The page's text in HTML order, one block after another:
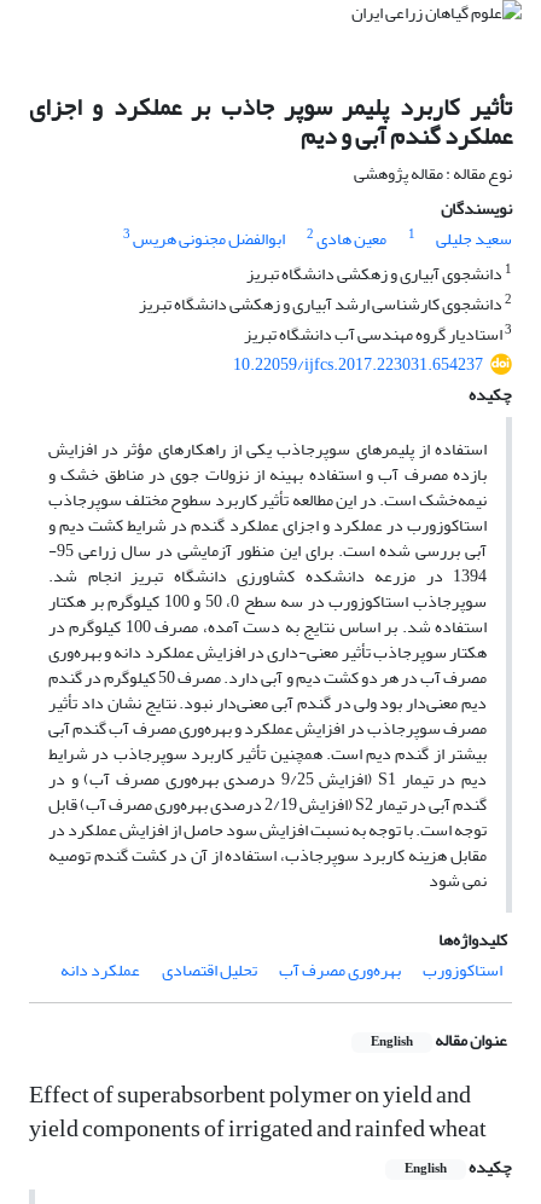
تأثیر کاربرد پلیمر سوپر جاذب بر عملکرد و اجزای
عملکرد گندم آبی و دیم
نوع مقاله : مقاله پژوهشی
نویسندگان
سعید جلیلی
1 معین هادی2 ابوالفضل مجنونی هریس3
1 دانشجوی آبیاری و زهکشی دانشگاه تبریز
2دانشجوی کارشناسی ارشد آبیاری و زهکشی دانشگاه تبریز
3استادیار گروه مهندسی آب دانشگاه تبریز
10.22059/ijfcs.2017.223031.654237
چکیده
استفاده از پلیمر‌های سوپر‌جاذب یکی از راهکار‌های مؤثر در افزایش
بازده مصرف آب و استفاده بهینه از نزولات جوی در مناطق خشک و
نیمه‌خشک است. در این مطالعه تأثیر کاربرد سطوح مختلف سوپر‌جاذب
استاکوزورب در عملکرد و اجزای عملکرد گندم در شرایط کشت دیم و
آبی بررسی شده است. برای این منظور آزمایشی در سال زراعی 95-
1394 در مزرعه دانشکده کشاورزی دانشگاه تبریز انجام شد.
سوپر‌جاذب استاکوزورب در سه سطح 0، 50 و 100 کیلو‌گرم بر هکتار
استفاده شد. بر اساس نتایج به دست آمده، مصرف 100 کیلوگرم در
هکتار سوپرجاذب تأثیر معنی-داری در افزایش عملکرد دانه و بهره‌وری
مصرف آب در هر دو کشت دیم و آبی دارد. مصرف 50 کیلوگرم در گندم
دیم معنی‌دار بود ولی در گندم آبی معنی‌دار نبود. نتایج نشان داد تأثیر
مصرف سوپرجاذب در افزایش عملکرد و بهره‌وری مصرف آب گندم آبی
بیشتر از گندم دیم است. همچنین تأثیر کاربرد سوپرجاذب در شرایط
دیم در تیمار S1 (افزایش 9/25 درصدی بهره‌وری مصرف آب) و در
گندم آبی در تیمار S2 (افزایش 2/19 درصدی بهره‌وری مصرف آب) قابل
توجه است. با توجه به نسبت افزایش سود حاصل از افزایش عملکرد در
مقابل هزینه کاربرد سوپرجاذب، استفاده از آن در کشت گندم توصیه
نمی شود
کلیدواژه‌ها
استاکوزورب
بهره‌وری مصرف آب تحلیل اقتصادی عملکرد دانه
عنوان مقاله English
Effect of superabsorbent polymer on yield and
yield components of irrigated and rainfed wheat
چکیده English